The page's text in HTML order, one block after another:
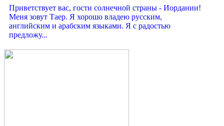
Приветствует вас, гости солнечной страны - Иордании!
Меня зовут Таер. Я хорошо владею русским,
английским и арабским языками. Я с радостью
предложу...